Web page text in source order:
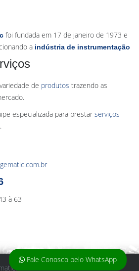
foi fundada em 17 de janeiro de 1973 e
a indústria de instrumentação
de produtos trazendo as
especializada para prestar serviços
à 63
Todos os direitos reservados.
Fale Conosco pelo WhatsApp